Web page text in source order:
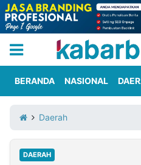
Iklan
Berita
Kami
BERANDA NASIONAL
Daerah
DAERAH